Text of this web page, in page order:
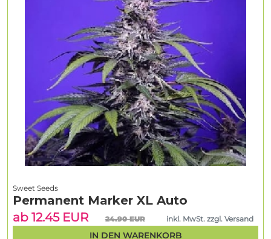
Sweet Seeds
Permanent Marker XL Auto
ab 12.45 EUR
24.90 EUR inkl. MwSt. zzgl. Versand
IN DEN WARENKORB